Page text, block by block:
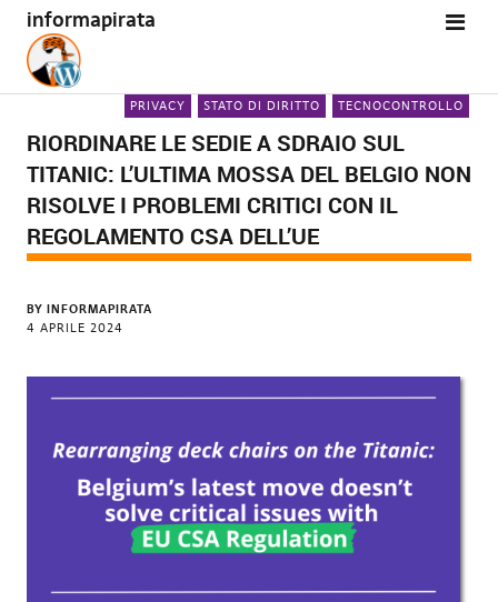
informapirata
PRIVACY STATO DI DIRITTO TECNOCONTROLLO
RIORDINARE LE SEDIE A SDRAIO SUL
TITANIC: L’ULTIMA MOSSA DEL BELGIO NON
RISOLVE I PROBLEMI CRITICI CON IL
REGOLAMENTO CSA DELL’UE
BY INFORMAPIRATA
4 APRILE 2024